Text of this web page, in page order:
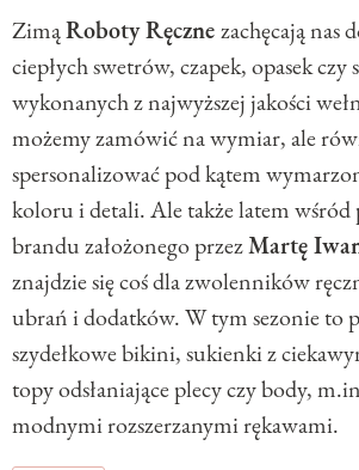
ZimąRoboty Ręcznezachęcają nas
ciepłych swetrów, czapek, opasek czy
wykonanych z najwyższej jakości
możemy zamówić na wymiar, ale
spersonalizować pod kątem
koloru i detali. Ale także latem
brandu założonego przezMartę
znajdzie się coś dla zwolenników
ubrań i dodatków. W tym sezonie to
szydełkowe bikini, sukienki z
topy odsłaniające plecy czy body,
modnymi rozszerzanymi rękawami.